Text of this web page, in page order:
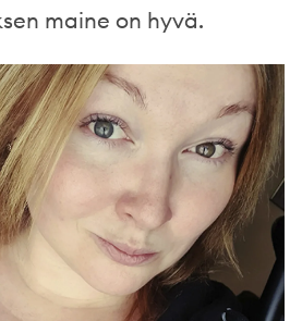
maine on hyvä.